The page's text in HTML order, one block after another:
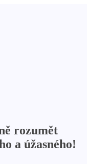
rozumět
a úžasného!